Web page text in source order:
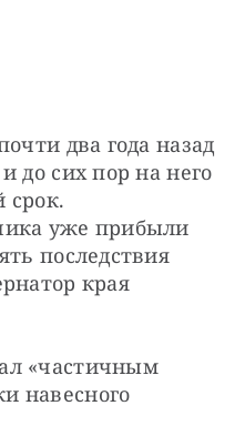
два года назад
до сих пор на него
срок.
уже прибыли
последствия
края
«частичным
навесного